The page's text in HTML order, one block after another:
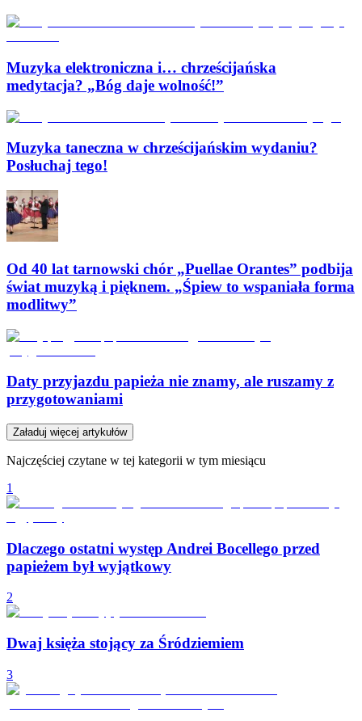
Muzyka elektroniczna i… chrześcijańska
medytacja? „Bóg daje wolność!”
Muzyka taneczna w chrześcijańskim wydaniu?
Posłuchaj tego!
Od 40 lat tarnowski chór „Puellae Orantes” podbija
świat muzyką i pięknem. „Śpiew to wspaniała forma
modlitwy”
Daty przyjazdu papieża nie znamy, ale ruszamy z
przygotowaniami
Załaduj więcej artykułów
Najczęściej czytane w tej kategorii w tym miesiącu
1
Dlaczego ostatni występ Andrei Bocellego przed
papieżem był wyjątkowy
2
Dwaj księża stojący za Śródziemiem
3